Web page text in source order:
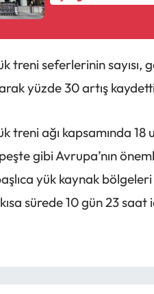
treni seferlerinin sayısı,
yüzde 30 artış
treni ağı kapsamında 18
gibi Avrupa’nın
yük kaynak
sürede 10 gün 23